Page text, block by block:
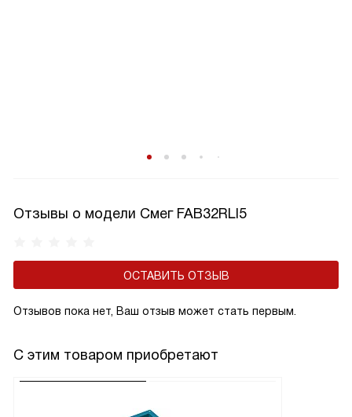
Отзывы о модели Смег FAB32RLI5
ОСТАВИТЬ ОТЗЫВ
Отзывов пока нет, Ваш отзыв может стать первым.
С этим товаром приобретают